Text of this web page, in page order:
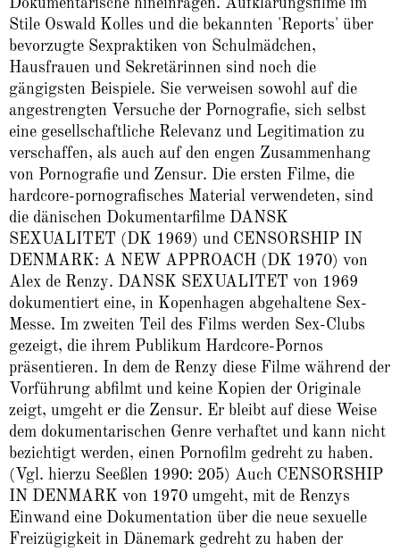
Dokumentarische hineinragen. Aufklärungsfilme im
Stile Oswald Kolles und die bekannten 'Reports' über
bevorzugte Sexpraktiken von Schulmädchen,
Hausfrauen und Sekretärinnen sind noch die
gängigsten Beispiele. Sie verweisen sowohl auf die
angestrengten Versuche der Pornografie, sich selbst
eine gesellschaftliche Relevanz und Legitimation zu
verschaffen, als auch auf den engen Zusammenhang
von Pornografie und Zensur. Die ersten Filme, die
hardcore-pornografisches Material verwendeten, sind
die dänischen Dokumentarfilme DANSK
SEXUALITET (DK 1969) und CENSORSHIP IN
DENMARK: A NEW APPROACH (DK 1970) von
Alex de Renzy. DANSK SEXUALITET von 1969
dokumentiert eine, in Kopenhagen abgehaltene Sex-
Messe. Im zweiten Teil des Films werden Sex-Clubs
gezeigt, die ihrem Publikum Hardcore-Pornos
präsentieren. In dem de Renzy diese Filme während der
Vorführung abfilmt und keine Kopien der Originale
zeigt, umgeht er die Zensur. Er bleibt auf diese Weise
dem dokumentarischen Genre verhaftet und kann nicht
bezichtigt werden, einen Pornofilm gedreht zu haben.
(Vgl. hierzu Seeßlen 1990: 205) Auch CENSORSHIP
IN DENMARK von 1970 umgeht, mit de Renzys
Einwand eine Dokumentation über die neue sexuelle
Freizügigkeit in Dänemark gedreht zu haben der